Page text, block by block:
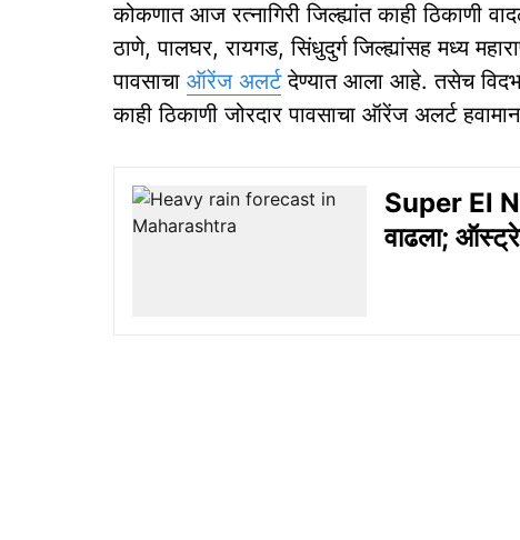
कोकणात आज रत्नागिरी जिल्ह्यांत काही ठिकाणी
ठाणे, पालघर, रायगड, सिंधुदुर्ग जिल्ह्यांसह मध्य
पावसाचा ऑरेंज अलर्टदेण्यात आला आहे. तसेच
काही ठिकाणी जोरदार पावसाचा ऑरेंज अलर्ट
Super El
वाढला;